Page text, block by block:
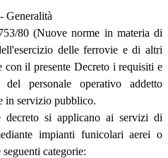
Generalità
80 (Nuove norme in materia di
delle ferrovie e di altri
con il presente Decreto i requisiti e
personale operativo addetto
in servizio pubblico.
decreto si applicano ai servizi di
impianti funicolari aerei o
categorie: